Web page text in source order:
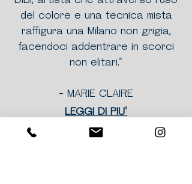
del colore e una tecnica mista
raffigura una Milano non grigia,
facendoci addentrare in scorci
non elitari."
- MARIE CLAIRE
LEGGI DI PIU'